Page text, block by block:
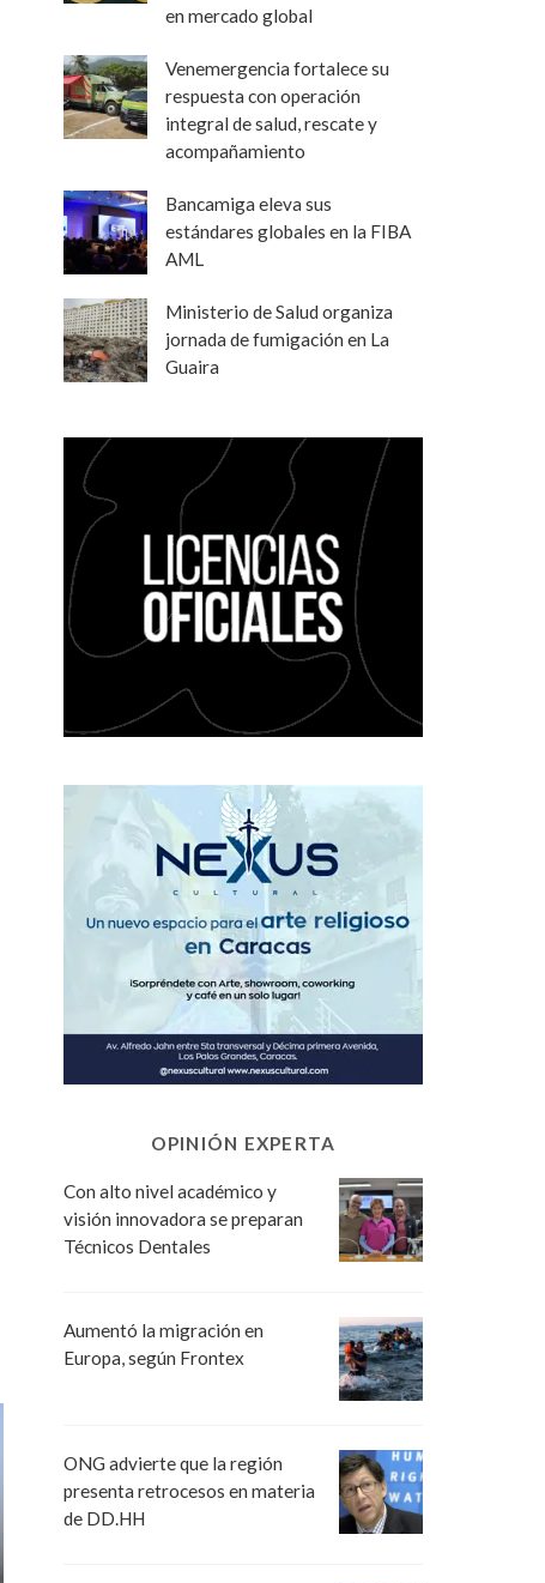
en mercado global
Venemergencia fortalece su
respuesta con operación
integral de salud, rescate y
acompañamiento
Bancamiga eleva sus
estándares globales en la FIBA
AML
Ministerio de Salud organiza
jornada de fumigación en La
Guaira
OPINIÓN EXPERTA
Con alto nivel académico y
visión innovadora se preparan
Técnicos Dentales
Aumentó la migración en
Europa, según Frontex
ONG advierte que la región
presenta retrocesos en materia
de DD.HH